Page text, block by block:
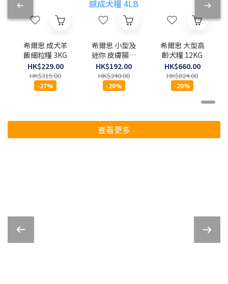
希爾思 成犬羊
飯細粒糧 3KG
HK$229.00
HK$315.00
-27%
希爾思 小型及
迷你 皮膚腸胃
敏感成犬糧
4LB
HK$192.00
HK$240.00
-20%
希爾思 大型高
齡犬糧 12KG
HK$660.00
HK$824.00
-20%
查看更多